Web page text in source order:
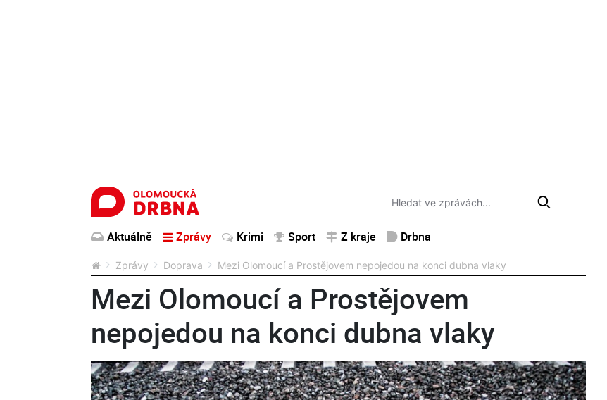
Aktuálně Zprávy Krimi Sport Z kraje Drbna
Zprávy Doprava Mezi Olomoucí a Prostějovem nepojedou na konci dubna vlaky
Mezi Olomoucí a Prostějovem
nepojedou na konci dubna vlaky